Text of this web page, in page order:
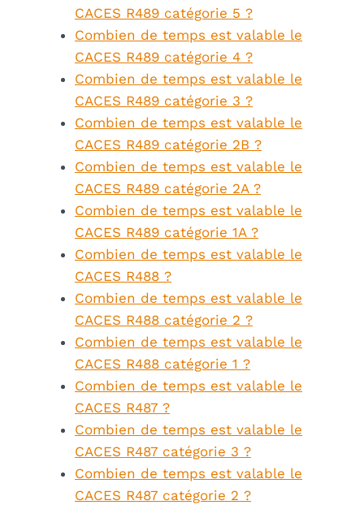
CACES R489 catégorie 5 ?
Combien de temps est valable le
CACES R489 catégorie 4 ?
Combien de temps est valable le
CACES R489 catégorie 3 ?
Combien de temps est valable le
CACES R489 catégorie 2B ?
Combien de temps est valable le
CACES R489 catégorie 2A ?
Combien de temps est valable le
CACES R489 catégorie 1A ?
Combien de temps est valable le
CACES R488 ?
Combien de temps est valable le
CACES R488 catégorie 2 ?
Combien de temps est valable le
CACES R488 catégorie 1 ?
Combien de temps est valable le
CACES R487 ?
Combien de temps est valable le
CACES R487 catégorie 3 ?
Combien de temps est valable le
CACES R487 catégorie 2 ?